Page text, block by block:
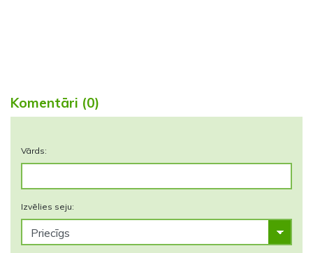
Komentāri (0)
Vārds:
Izvēlies seju: